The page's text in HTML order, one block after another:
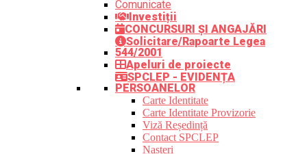
Comunicate
Investiții
CONCURSURI ȘI ANGAJĂRI
Solicitare/Rapoarte Legea
544/2001
Apeluri de proiecte
SPCLEP - EVIDENȚA
PERSOANELOR
Carte Identitate
Carte Identitate Provizorie
Viză Reședință
Contact SPCLEP
Nașteri